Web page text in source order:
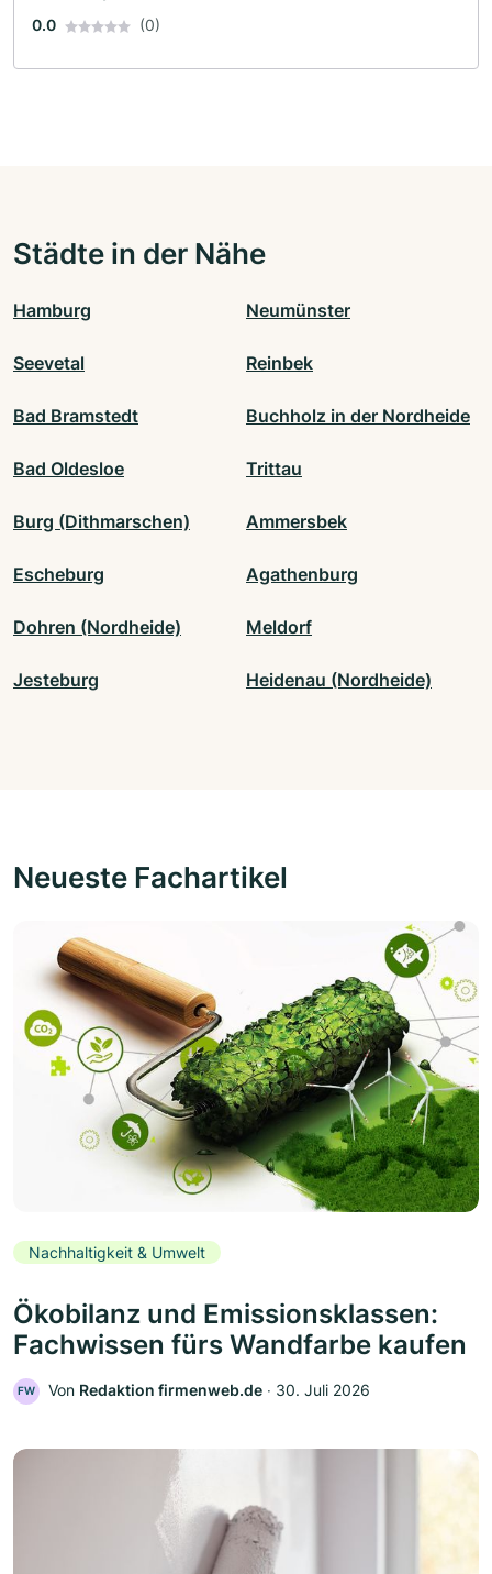
0.0 (0)
Städte in der Nähe
Hamburg Neumünster
Seevetal Reinbek
Bad Bramstedt Buchholz in der Nordheide
Bad Oldesloe Trittau
Burg (Dithmarschen) Ammersbek
Escheburg Agathenburg
Dohren (Nordheide) Meldorf
Jesteburg Heidenau (Nordheide)
Neueste Fachartikel
Nachhaltigkeit & Umwelt
Ökobilanz und Emissionsklassen:
Fachwissen fürs Wandfarbe kaufen
FW Von Redaktion firmenweb.de ‧ 30. Juli 2026